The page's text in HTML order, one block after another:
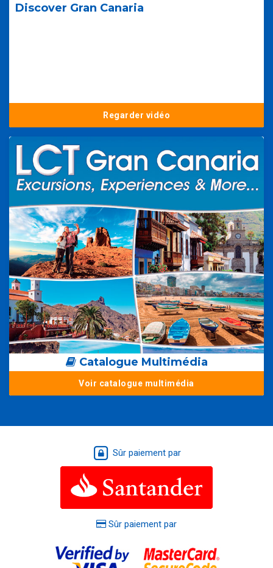
Discover Gran Canaria
Regarder vidéo
Catalogue Multimédia
Voir catalogue multimédia
Sûr paiement par
Sûr paiement par